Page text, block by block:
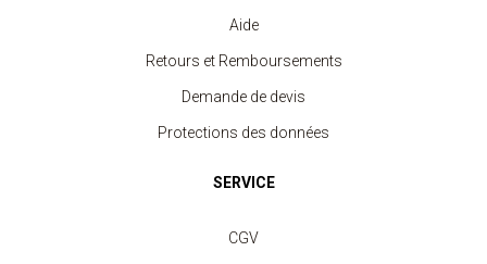
Aide
Retours et Remboursements
Demande de devis
Protections des données
SERVICE
CGV